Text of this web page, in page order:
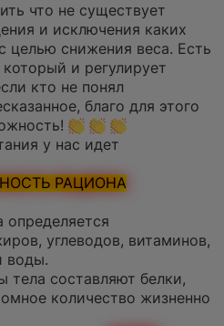
что не существует
и исключения каких
целью снижения веса. Есть
и регулирует
кто не понял
благо для этого
у нас идет
РАЦИОНА
определяется
углеводов, витаминов,
воды.
тела составляют белки,
количество жизненно